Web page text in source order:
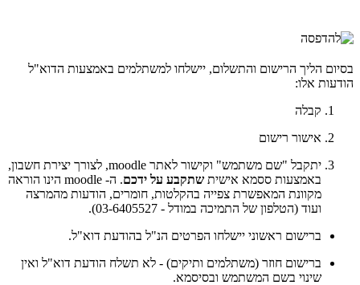
בסיום הליך הרישום והתשלום, יישלחו למשתלמים באמצעות הדוא"ל
הודעות אלו:
קבלה
אישור רישום
יתקבל "שם משתמש" וקישור לאתר moodle, לצורך יצירת חשבון,
באמצעות ססמא אישית שתקבע על ידכם
. ה- moodle הינו הוראה
מקוונת המאפשרת צפייה בהקלטות, חומרים, הודעות מהמרצה
ועוד (הטלפון של התמיכה במודל - 03-6405527).
ברישום ראשוני יישלחו הפרטים הנ"ל בהודעת דוא"ל.
ברישום חוזר (משתלמים ותיקים) - לא תשלח הודעת דוא"ל ואין
שינוי בשם המשתמש ובסיסמא.